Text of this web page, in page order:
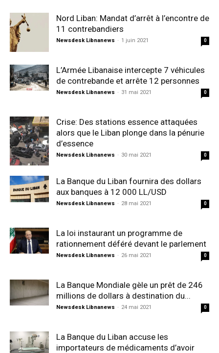
Nord Liban: Mandat d’arrêt à l’encontre de
11 contrebandiers
Newsdesk Libnanews - 1 juin 2021 0
L’Armée Libanaise intercepte 7 véhicules
de contrebande et arrête 12 personnes
Newsdesk Libnanews - 31 mai 2021 0
Crise: Des stations essence attaquées
alors que le Liban plonge dans la pénurie
d’essence
Newsdesk Libnanews - 30 mai 2021 0
La Banque du Liban fournira des dollars
aux banques à 12 000 LL/USD
Newsdesk Libnanews - 28 mai 2021 0
La loi instaurant un programme de
rationnement déféré devant le parlement
Newsdesk Libnanews - 26 mai 2021 0
La Banque Mondiale gèle un prêt de 246
millions de dollars à destination du...
Newsdesk Libnanews - 24 mai 2021 0
La Banque du Liban accuse les
importateurs de médicaments d’avoir